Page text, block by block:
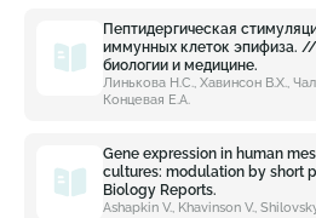
Пептидергическая
иммунных клеток эпифиза. //
биологии и медицине.
Линькова Н.С., Хавинсон В.Х.,
Концевая Е.А.
Gene expression in human
cultures: modulation by short
Biology Reports.
Ashapkin V., Khavinson V.,